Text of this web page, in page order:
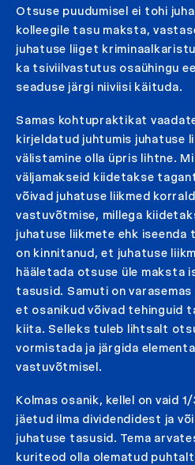
Otsuse puudumisel ei tohi
kolleegile tasu maksta,
juhatuse liiget
ka tsiviilvastutus osaühingu
seaduse järgi niiviisi käituda.
Samas kohtupraktikat
kirjeldatud juhtumis juhatuse
välistamine olla üpris lihtne.
väljamakseid kiidetakse
võivad juhatuse liikmed
vastuvõtmise, millega
juhatuse liikmete ehk iseenda
on kinnitanud, et juhatuse
hääletada otsuse üle maksta
tasusid. Samuti on
et osanikud võivad tehinguid
kiita. Selleks tuleb lihtsalt
vormistada ja järgida
vastuvõtmisel.
Kolmas osanik, kellel on vaid
jäetud ilma dividendidest ja
juhatuse tasusid. Tema
kuriteod olla olematud